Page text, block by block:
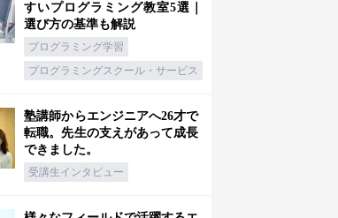
すいプログラミング教室5選｜
選び方の基準も解説
プログラミング学習
プログラミングスクール・サービス
塾講師からエンジニアへ26才で
転職。先生の支えがあって成長
できました。
受講生インタビュー